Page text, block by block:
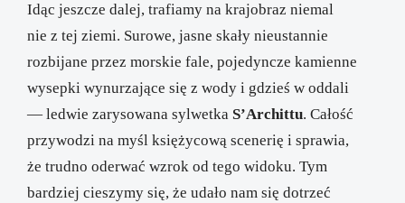
Idąc jeszcze dalej, trafiamy na krajobraz niemal
nie z tej ziemi. Surowe, jasne skały nieustannie
rozbijane przez morskie fale, pojedyncze kamienne
wysepki wynurzające się z wody i gdzieś w oddali
— ledwie zarysowana sylwetka S’Archittu. Całość
przywodzi na myśl księżycową scenerię i sprawia,
że trudno oderwać wzrok od tego widoku. Tym
bardziej cieszymy się, że udało nam się dotrzeć